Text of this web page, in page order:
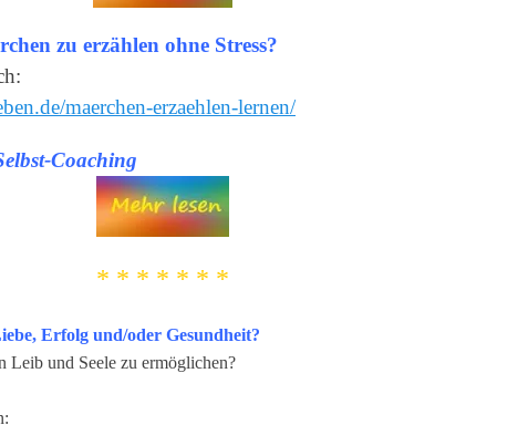
zu erzählen ohne Stress?
maerchen-erzaehlen-lernen/
Coaching
* * * * * * *
Erfolg und/oder Gesundheit?
Leib und Seele zu ermöglichen?